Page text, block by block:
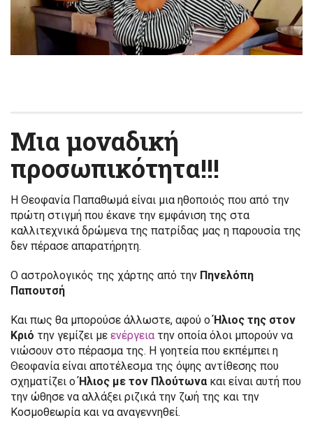
Μια μοναδική
προσωπικότητα!!!
Η Θεοφανία Παπαθωμά είναι μια ηθοποιός που από την
πρώτη στιγμή που έκανε την εμφάνιση της στα
καλλιτεχνικά δρώμενα της πατρίδας μας η παρουσία της
δεν πέρασε απαρατήρητη.
Ο αστρολογικός της χάρτης από την Πηνελόπη
Παπουτσή
Και πως θα μπορούσε άλλωστε, αφού οΉλιος της στον
Κριό την γεμίζει με ενέργεια την οποία όλοι μπορούν να
νιώσουν στο πέρασμα της. Η γοητεία που εκπέμπει η
Θεοφανία είναι αποτέλεσμα της όψης αντίθεσης που
σχηματίζει οΉλιος με τον Πλούτωνα και είναι αυτή που
την ώθησε να αλλάξει ριζικά την ζωή της και την
Κοσμοθεωρία και να αναγεννηθεί.